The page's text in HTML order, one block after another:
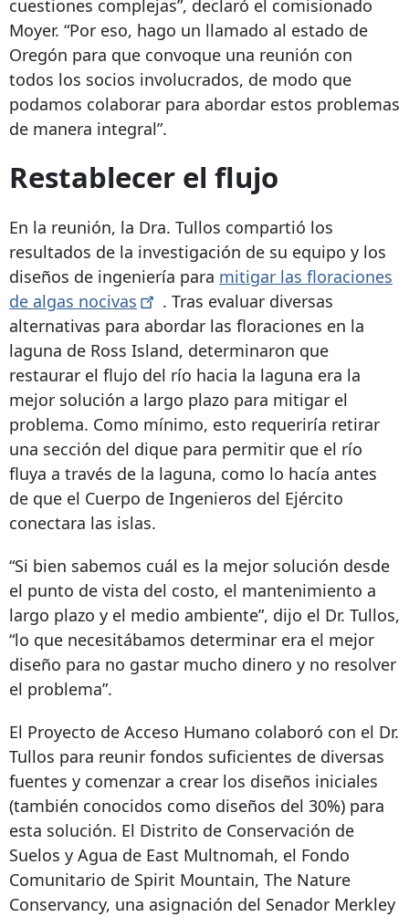
cuestiones complejas”, declaró el comisionado
Moyer. “Por eso, hago un llamado al estado de
Oregón para que convoque una reunión con
todos los socios involucrados, de modo que
podamos colaborar para abordar estos problemas
de manera integral”.
Restablecer el flujo
En la reunión, la Dra. Tullos compartió los
resultados de la investigación de su equipo y los
diseños de ingeniería para mitigar las floraciones
de algas nocivas
. Tras evaluar diversas
alternativas para abordar las floraciones en la
laguna de Ross Island, determinaron que
restaurar el flujo del río hacia la laguna era la
mejor solución a largo plazo para mitigar el
problema. Como mínimo, esto requeriría retirar
una sección del dique para permitir que el río
fluya a través de la laguna, como lo hacía antes
de que el Cuerpo de Ingenieros del Ejército
conectara las islas.
“Si bien sabemos cuál es la mejor solución desde
el punto de vista del costo, el mantenimiento a
largo plazo y el medio ambiente”, dijo el Dr. Tullos,
“lo que necesitábamos determinar era el mejor
diseño para no gastar mucho dinero y no resolver
el problema”.
El Proyecto de Acceso Humano colaboró ​​con el Dr.
Tullos para reunir fondos suficientes de diversas
fuentes y comenzar a crear los diseños iniciales
(también conocidos como diseños del 30%) para
esta solución. El Distrito de Conservación de
Suelos y Agua de East Multnomah, el Fondo
Comunitario de Spirit Mountain, The Nature
Conservancy, una asignación del Senador Merkley